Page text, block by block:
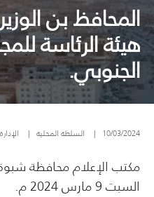
المحافظ بن
هيئة الرئاسة
الجنوبي.
10/03/2024
| السلطة المحلية | الإدارة
مكتب الإعلام محافظة
السبت 9 مارس 2024 م.